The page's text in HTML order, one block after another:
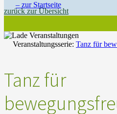
zurück zur Übersicht
Veranstaltungsserie: Tanz für
Tanz für